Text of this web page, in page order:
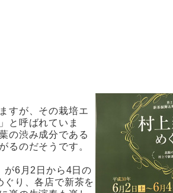
すが、その栽培エ
と呼ばれていま
の渋み成分である
るのだそうです。
が6月2日から4日の
ぐり、各店で新茶を